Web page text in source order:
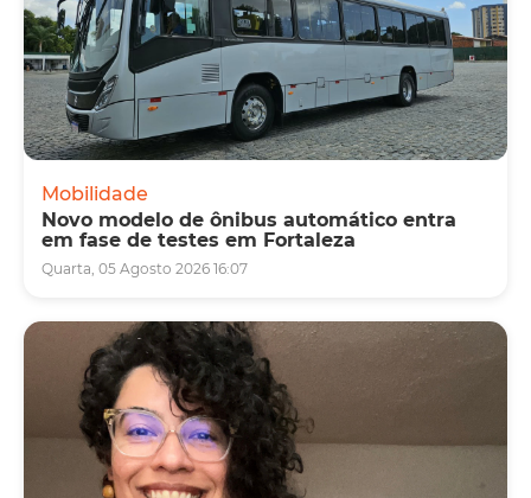
Mobilidade
Novo modelo de ônibus automático entra
em fase de testes em Fortaleza
Quarta, 05 Agosto 2026 16:07